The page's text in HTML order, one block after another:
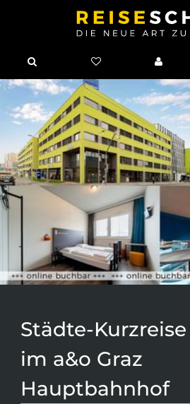
Städte-
im a&o Graz
Hauptbahnhof